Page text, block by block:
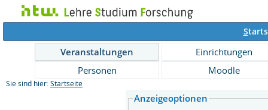
S
Veranstaltungen
Einrichtungen
Personen
Moodle
Sie sind hier: Startseite
Anzeigeoptionen